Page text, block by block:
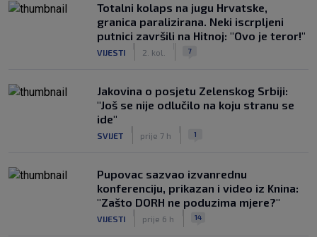
Totalni kolaps na jugu Hrvatske,
granica paralizirana. Neki iscrpljeni
putnici završili na Hitnoj: "Ovo je teror!"
VIJESTI 2. kol. 7
Jakovina o posjetu Zelenskog Srbiji:
"Još se nije odlučilo na koju stranu se
ide"
SVIJET prije 7 h 1
Pupovac sazvao izvanrednu
konferenciju, prikazan i video iz Knina:
"Zašto DORH ne poduzima mjere?"
VIJESTI prije 6 h 14